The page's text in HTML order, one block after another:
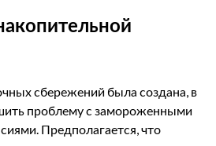
сбережений была создана, в
проблему с замороженными
Предполагается, что